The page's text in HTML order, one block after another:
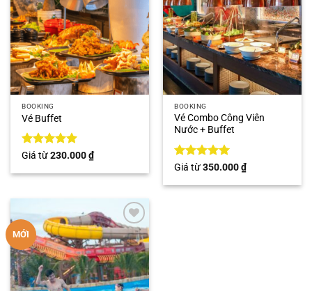
BOOKING
Vé Buffet
Được xếp
sao
Giá từ230.000₫
BOOKING
Vé Combo Công Viên
Nước + Buffet
Được xếp
sao
Giá từ350.000₫
MỚI
Add to
wishlist